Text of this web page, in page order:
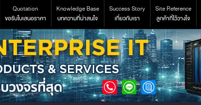
Quotation
ขอรับใบเสนอราคา
Knowledge Base
บทความที่น่าสนใจ
Success Story
เกี่ยวกับเรา
Site Reference
ลูกค้าที่ไว้วางใจ